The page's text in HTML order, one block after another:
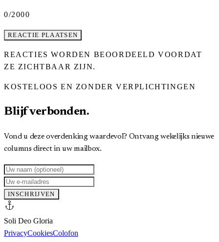
0/2000
REACTIE PLAATSEN
REACTIES WORDEN BEOORDEELD VOORDAT
ZE ZICHTBAAR ZIJN.
KOSTELOOS EN ZONDER VERPLICHTINGEN
Blijf verbonden.
Vond u deze overdenking waardevol? Ontvang wekelijks nieuwe
columns direct in uw mailbox.
INSCHRIJVEN
anchor
Soli Deo Gloria
PrivacyCookiesColofon